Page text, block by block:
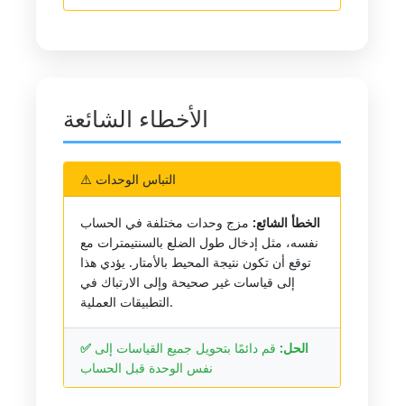
الأخطاء الشائعة
⚠️ التباس الوحدات
الخطأ الشائع: مزج وحدات مختلفة في الحساب
نفسه، مثل إدخال طول الضلع بالسنتيمترات مع
توقع أن تكون نتيجة المحيط بالأمتار. يؤدي هذا
إلى قياسات غير صحيحة وإلى الارتباك في
التطبيقات العملية.
✅ الحل: قم دائمًا بتحويل جميع القياسات إلى
نفس الوحدة قبل الحساب